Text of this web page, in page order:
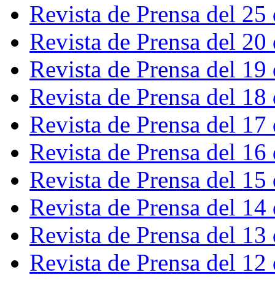
Revista de Prensa del
Revista de Prensa del
Revista de Prensa del
Revista de Prensa del
Revista de Prensa del
Revista de Prensa del
Revista de Prensa del
Revista de Prensa del
Revista de Prensa del
Revista de Prensa del